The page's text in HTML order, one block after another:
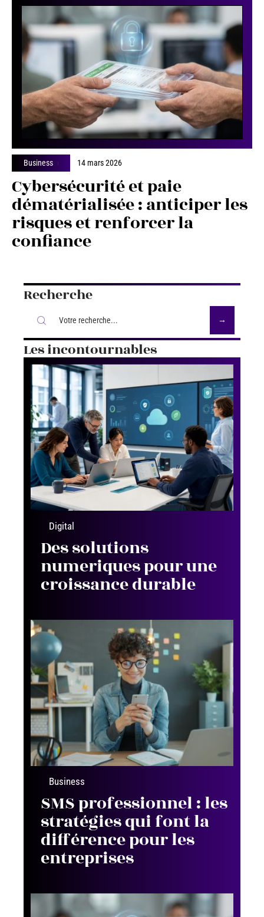
Business 14 mars 2026
Cybersécurité et paie
dématérialisée : anticiper les
risques et renforcer la
confiance
Recherche
Les incontournables
Digital
Des solutions
numeriques pour une
croissance durable
Business
SMS professionnel : les
stratégies qui font la
différence pour les
entreprises